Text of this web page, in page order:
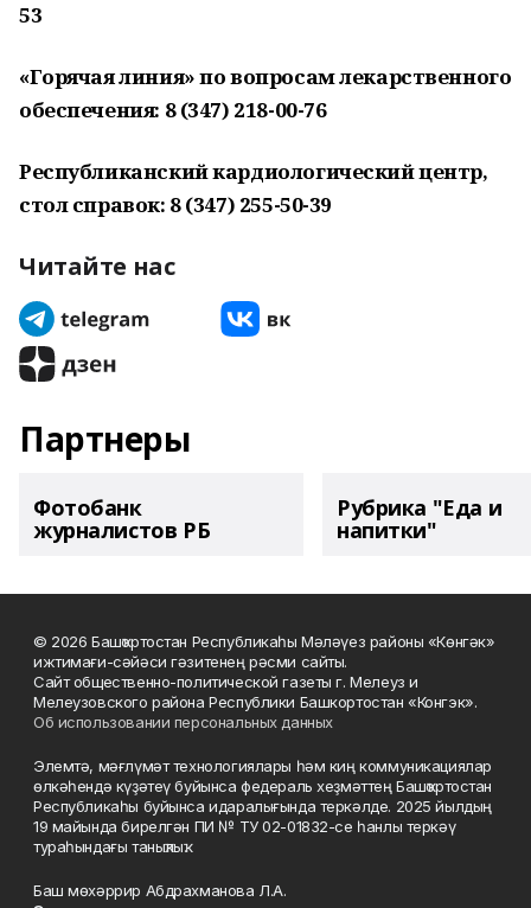
53
«Горячая линия» по вопросам лекарственного
обеспечения: 8 (347) 218-00-76
Республиканский кардиологический центр,
стол справок: 8 (347) 255-50-39
Читайте нас
Партнеры
Фотобанк
журналистов РБ
Рубрика "Еда и
напитки"
© 2026 Башҡортостан Республикаһы Мәләүез районы «Көнгәк»
ижтимағи-сәйәси гәзитенең рәсми сайты.
Сайт общественно-политической газеты г. Мелеуз и
Мелеузовского района Республики Башкортостан «Конгэк».
Об использовании персональных данных
Элемтә, мәғлүмәт технологиялары һәм киң коммуникациялар
өлкәһендә күҙәтеү буйынса федераль хеҙмәттең Башҡортостан
Республикаһы буйынса идаралығында теркәлде. 2025 йылдың
19 майында бирелгән ПИ № ТУ 02-01832-се һанлы теркәү
тураһындағы таныҡлыҡ.
Баш мөхәррир Абдрахманова Л.А.